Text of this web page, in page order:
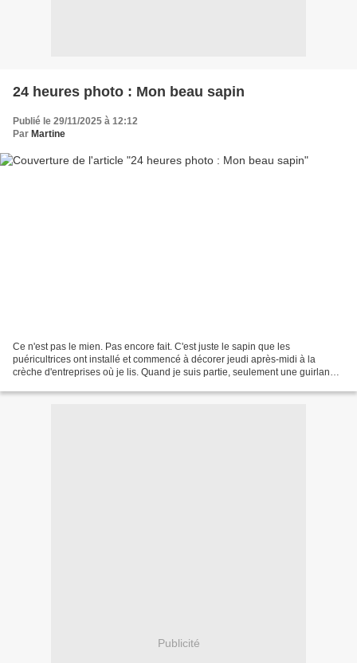
24 heures photo : Mon beau sapin
Publié le 29/11/2025 à 12:12
Par Martine
Ce n'est pas le mien. Pas encore fait. C'est juste le sapin que les
puéricultrices ont installé et commencé à décorer jeudi après-midi à la
crèche d'entreprises où je lis. Quand je suis partie, seulement une guirlande
Publicité